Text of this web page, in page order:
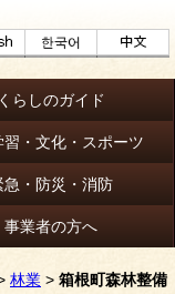
くらしのガイド
習・文化・スポーツ
急・防災・消防
事業者の方へ
林業 > 箱根町森林整備